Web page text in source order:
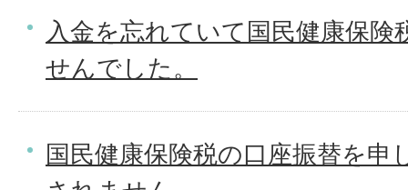
入金を忘れていて国民健康保険
せんでした。
国民健康保険税の口座振替を申